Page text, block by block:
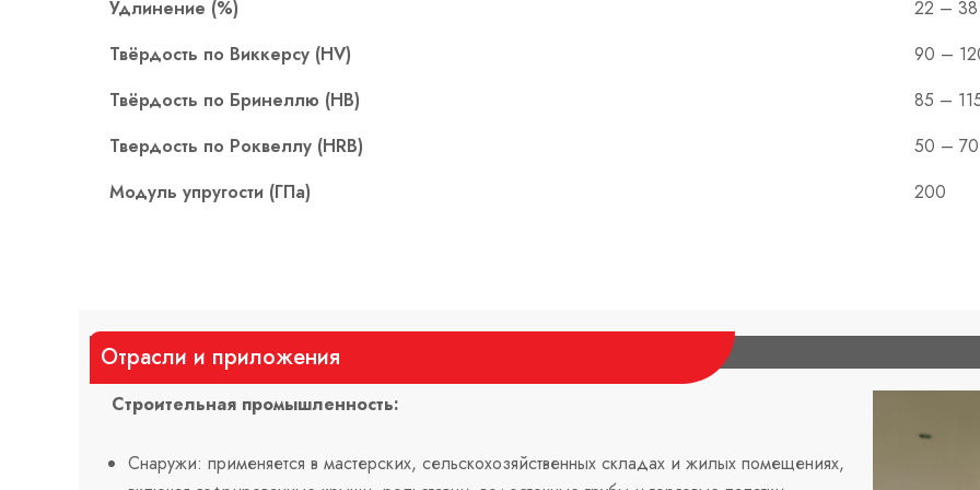
Удлинение (%)
22 – 38
Твёрдость по Виккерсу (HV)
90 –
Твёрдость по Бринеллю (HB)
85 –
Твердость по Роквеллу (HRB)
50 – 70
Модуль упругости (ГПа)
200
Отрасли и приложения
Строительная промышленность:
Снаружи: применяется в мастерских, сельскохозяйственных складах и жилых помещениях,